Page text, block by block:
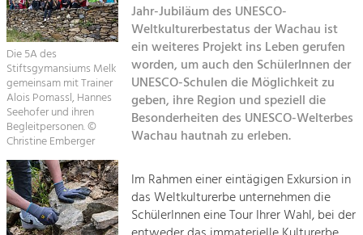
Kirchen am Fluss
Suche
Impressum
Kontakt
Tourismus
Angebotsentwicklung und
Positionierung.
Kunst & Kultur
Handwerk, Wissenschaft und Forschung.
Soziales, Bildung &
Identität
Gleichberechtigung, Jugend und
Integration
Die 5A des
Stiftsgymansiums Melk
gemeinsam mit Trainer
Alois Pomassl, Hannes
Seehofer und ihren
Begleitpersonen. ©
Christine Emberger
Jahr-Jubiläum des UNESCO-
Weltkulturerbestatus der Wachau ist
ein weiteres Projekt ins Leben gerufen
worden, um auch den SchülerInnen der
UNESCO-Schulen die Möglichkeit zu
geben, ihre Region und speziell die
Besonderheiten des UNESCO-Welterbes
Wachau hautnah zu erleben.
Im Rahmen einer eintägigen Exkursion in
das Weltkulturerbe unternehmen die
SchülerInnen eine Tour Ihrer Wahl, bei der